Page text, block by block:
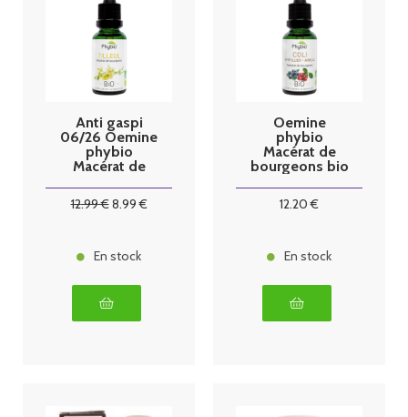
Anti gaspi
06/26 Oemine
phybio
Macérat de
12.99€8.99€
En stock
Oemine
phybio
Macérat de
bourgeons bio
12.20 €
En stock